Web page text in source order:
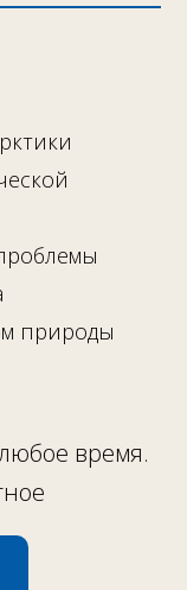
природы
время.